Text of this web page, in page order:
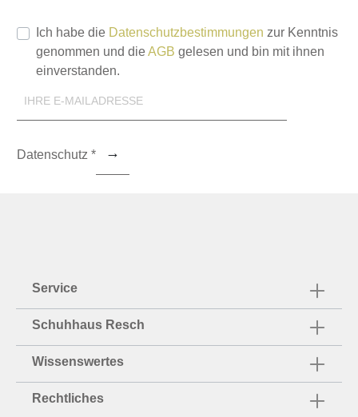
Datenschutz *
Ich habe die Datenschutzbestimmungen zur Kenntnis
genommen und dieAGB gelesen und bin mit ihnen
einverstanden.
Service
Schuhhaus Resch
Wissenswertes
Rechtliches